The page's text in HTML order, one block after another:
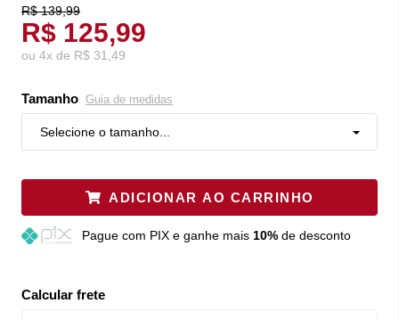
R$ 139,99
R$ 125,99
ou 4x de R$ 31,49
Tamanho Guia de medidas
Selecione o tamanho...
ADICIONAR AO CARRINHO
Pague com PIX e ganhe mais 10%de desconto
Calcular frete